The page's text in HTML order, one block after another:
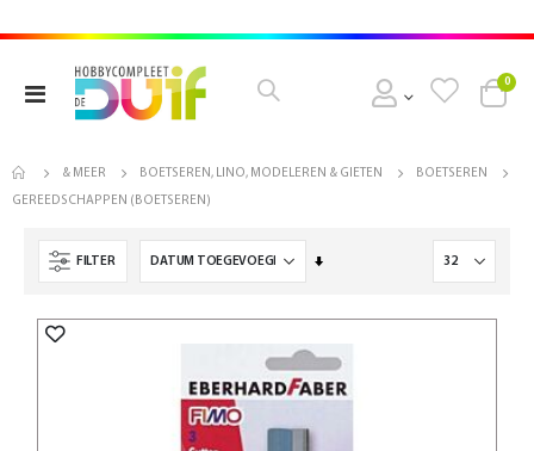
Toggle
Cart
0
& MEER BOETSEREN, LINO, MODELEREN & GIETEN BOETSEREN
GEREEDSCHAPPEN (BOETSEREN)
FILTER
Van
sorteren